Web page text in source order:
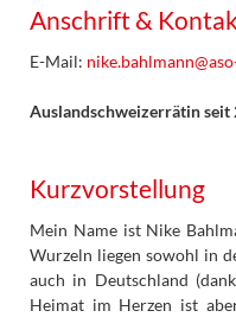
Anschrift &
E-Mail:
Auslandschweizerrätin seit
Kurzvorstellung
Mein Name ist Nike
Wurzeln liegen sowohl in
auch in Deutschland
Heimat im Herzen ist